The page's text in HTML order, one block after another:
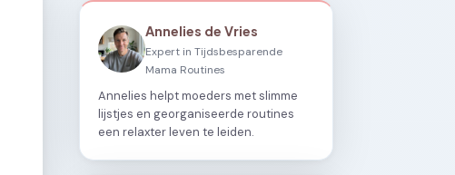
Annelies de Vries
Expert in Tijdsbesparende
Mama Routines
Annelies helpt moeders met slimme
lijstjes en georganiseerde routines
een relaxter leven te leiden.